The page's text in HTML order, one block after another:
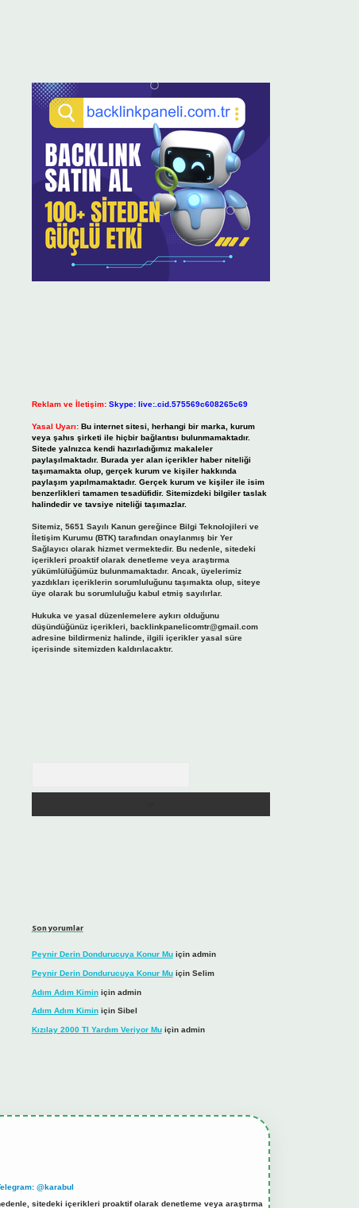
Reklam ve İletişim: Skype: live:.cid.575569c608265c69
Yasal Uyarı: Bu internet sitesi, herhangi bir marka, kurum
veya şahıs şirketi ile hiçbir bağlantısı bulunmamaktadır.
Sitede yalnızca kendi hazırladığımız makaleler
paylaşılmaktadır. Burada yer alan içerikler haber niteliği
taşımamakta olup, gerçek kurum ve kişiler hakkında
paylaşım yapılmamaktadır. Gerçek kurum ve kişiler ile isim
benzerlikleri tamamen tesadüfidir. Sitemizdeki bilgiler taslak
halindedir ve tavsiye niteliği taşımazlar.
Sitemiz, 5651 Sayılı Kanun gereğince Bilgi Teknolojileri ve
İletişim Kurumu (BTK) tarafından onaylanmış bir Yer
Sağlayıcı olarak hizmet vermektedir. Bu nedenle, sitedeki
içerikleri proaktif olarak denetleme veya araştırma
yükümlülüğümüz bulunmamaktadır. Ancak, üyelerimiz
yazdıkları içeriklerin sorumluluğunu taşımakta olup, siteye
üye olarak bu sorumluluğu kabul etmiş sayılırlar.
Hukuka ve yasal düzenlemelere aykırı olduğunu
düşündüğünüz içerikleri, backlinkpanelicomtr@gmail.com
adresine bildirmeniz halinde, ilgili içerikler yasal süre
içerisinde sitemizden kaldırılacaktır.
Son yorumlar
Peynir Derin Dondurucuya Konur Muiçin admin
Peynir Derin Dondurucuya Konur Muiçin Selim
Adım Adım Kiminiçin admin
Adım Adım Kiminiçin Sibel
Kızılay 2000 Tl Yardım Veriyor Muiçin admin
@karabul
sitedeki içerikleri proaktif olarak denetleme veya araştırma